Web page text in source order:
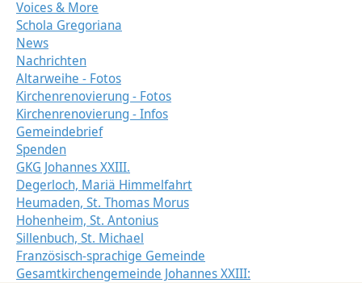
Voices & More
Schola Gregoriana
News
Nachrichten
Altarweihe - Fotos
Kirchenrenovierung - Fotos
Kirchenrenovierung - Infos
Gemeindebrief
Spenden
GKG Johannes XXIII.
Degerloch, Mariä Himmelfahrt
Heumaden, St. Thomas Morus
Hohenheim, St. Antonius
Sillenbuch, St. Michael
Französisch-sprachige Gemeinde
Gesamtkirchengemeinde Johannes XXIII: